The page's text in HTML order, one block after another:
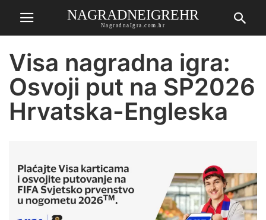
NAGRADNEIGREHR
NagradnaIgra.com.hr
Visa nagradna igra:
Osvoji put na SP2026
Hrvatska-Engleska